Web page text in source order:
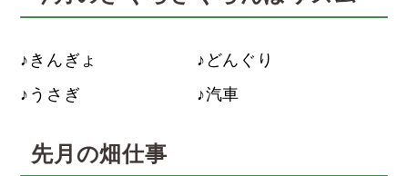
きんぎょ
どんぐり
うさぎ
汽車
先月の畑仕事